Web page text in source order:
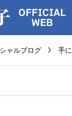
ャルブログ  手